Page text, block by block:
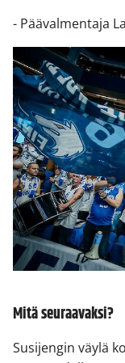
- Päävalmentaja
Mitä seuraavaksi?
Susijengin väylä